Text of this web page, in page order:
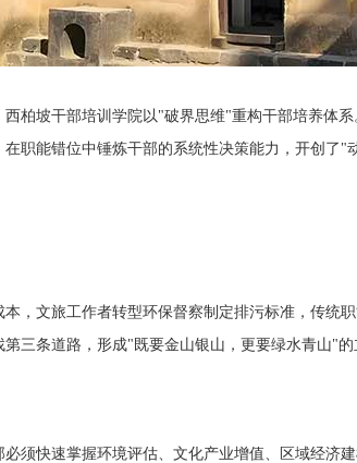
坡干部培训学院以"破界思维"重构干部培养体系
职能错位中锤炼干部的系统性决策能力，开创了"
文旅工作者转型环保督察制定排污标准，传统职
三条道路，形成"既要金山银山，更要绿水青山"的
快速掌握环境评估、文化产业增值、区域经济